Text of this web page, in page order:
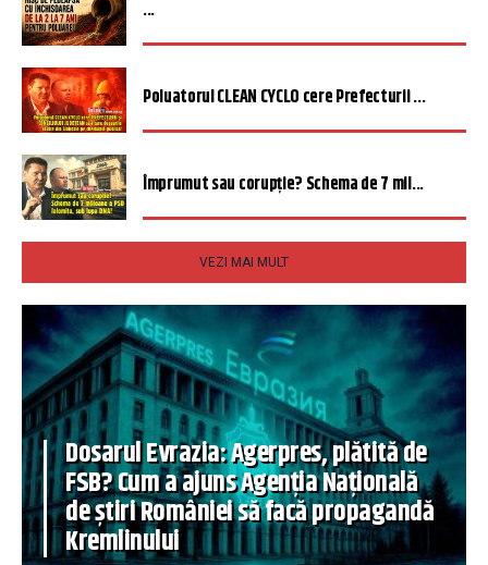
...
Poluatorul CLEAN CYCLO cere Prefecturii ...
Împrumut sau corupție? Schema de 7 mil...
VEZI MAI MULT
Dosarul Evrazia: Agerpres, plătită de
FSB? Cum a ajuns Agenția Națională
de știri României să facă propagandă
Kremlinului